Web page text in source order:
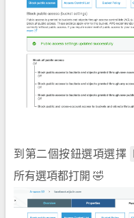
到第二個按鈕選項選擇
所有選項都打開 🤣